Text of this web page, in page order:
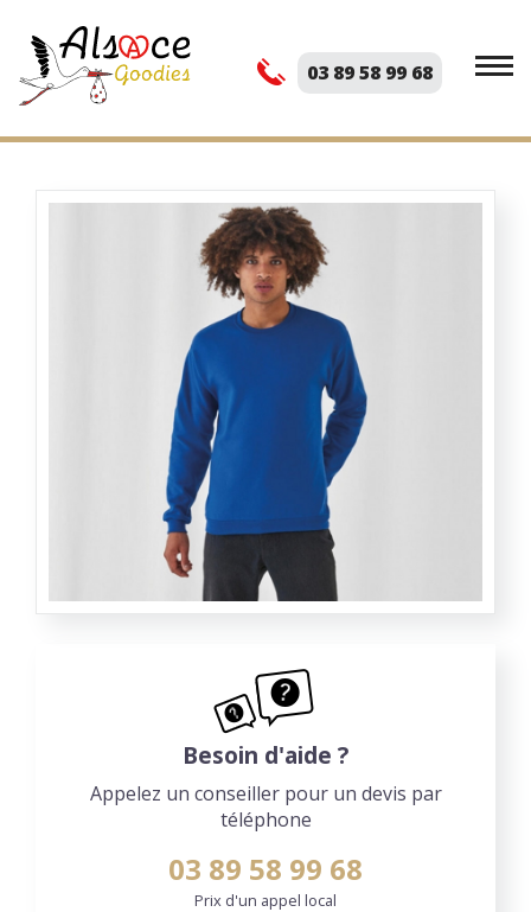
03 89 58 99 68
Besoin d'aide ?
Appelez un conseiller pour un devis par
téléphone
03 89 58 99 68
Prix d'un appel local